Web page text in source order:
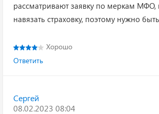
рассматривают заявку по меркам МФО,
навязать страховку, поэтому нужно
Хорошо
Ответить
Сергей
08.02.2023 08:04